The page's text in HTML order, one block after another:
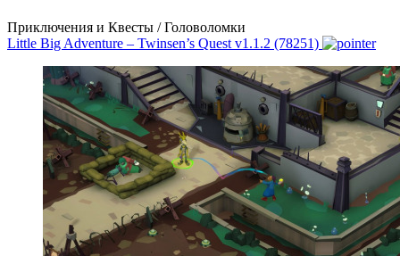
Приключения и Квесты / Головоломки
Little Big Adventure – Twinsen’s Quest v1.1.2 (78251)